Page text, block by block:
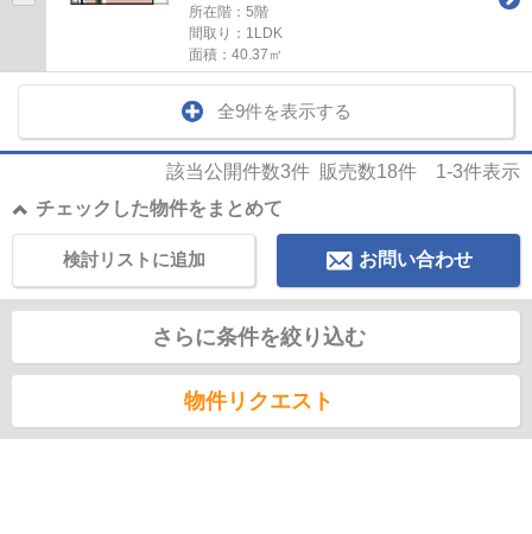
所在階：5階
間取り：1LDK
面積：40.37㎡
全9件を表示する
該当公開件数3件 販売数18件 1-3件表示
チェックした物件をまとめて
お問い合わせ
検討リストに追加
さらに条件を絞り込む
物件リクエスト